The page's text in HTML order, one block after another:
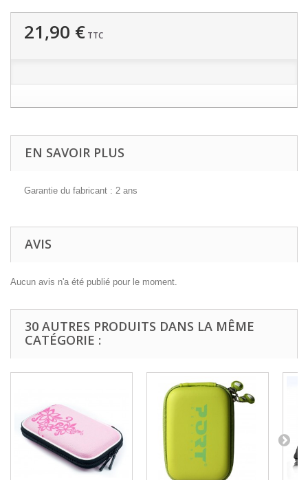
21,90 € TTC
EN SAVOIR PLUS
Garantie du fabricant : 2 ans
AVIS
Aucun avis n'a été publié pour le moment.
30 AUTRES PRODUITS DANS LA MÊME
CATÉGORIE :